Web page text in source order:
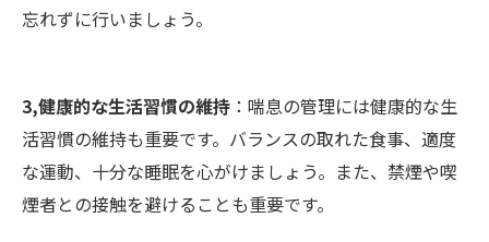
忘れずに行いましょう。
3,健康的な生活習慣の維持 ：喘息の管理には健康的な生
活習慣の維持も重要です。バランスの取れた食事、適度
な運動、十分な睡眠を心がけましょう。また、禁煙や喫
煙者との接触を避けることも重要です。